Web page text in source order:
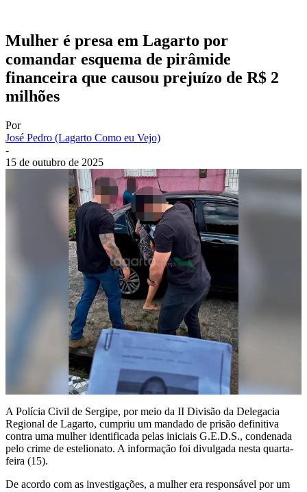
Mulher é presa em Lagarto por
comandar esquema de pirâmide
financeira que causou prejuízo de R$ 2
milhões
Por
José Pedro (Lagarto Como eu Vejo)
-
15 de outubro de 2025
A Polícia Civil de Sergipe, por meio da II Divisão da Delegacia
Regional de Lagarto, cumpriu um mandado de prisão definitiva
contra uma mulher identificada pelas iniciais G.E.D.S., condenada
pelo crime de estelionato. A informação foi divulgada nesta quarta-
feira (15).
De acordo com as investigações, a mulher era responsável por um